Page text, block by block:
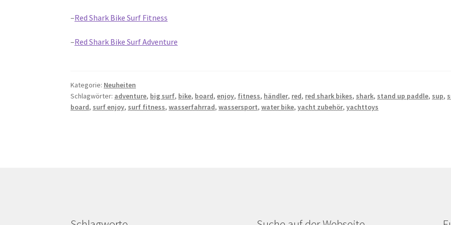
–Red Shark Bike Surf Fitness
–Red Shark Bike Surf Adventure
Kategorie: Neuheiten
Schlagwörter: adventure, big surf, bike, board,enjoy, fitness, händler, red, red shark bikes, shark, stand up paddle, sup,
board, surf enjoy, surf fitness,wasserfahrrad,wassersport,water bike,yacht zubehör,yachttoys